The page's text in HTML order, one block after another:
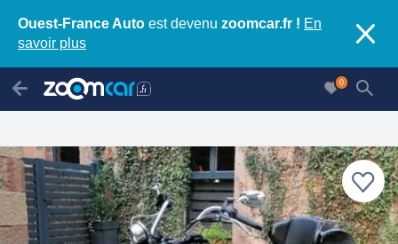
Ouest-France Auto est devenu zoomcar.fr ! En
savoir plus
0